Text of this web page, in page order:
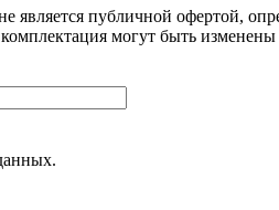
публичной офертой,
могут быть изменены